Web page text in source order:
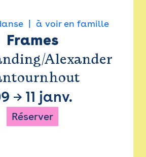
à voir en famille
Frames
Alexander
→ 11 janv.
Réserver